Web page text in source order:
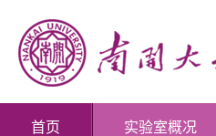
首页 实验室概况